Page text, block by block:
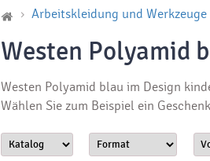
Arbeitskleidung und Werkzeuge
Westen Polyamid
Westen Polyamid blau im Design
Wählen Sie zum Beispiel ein